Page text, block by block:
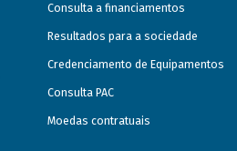
Consulta a financiamentos
Resultados para a sociedade
Credenciamento de Equipamentos
Consulta PAC
Moedas contratuais